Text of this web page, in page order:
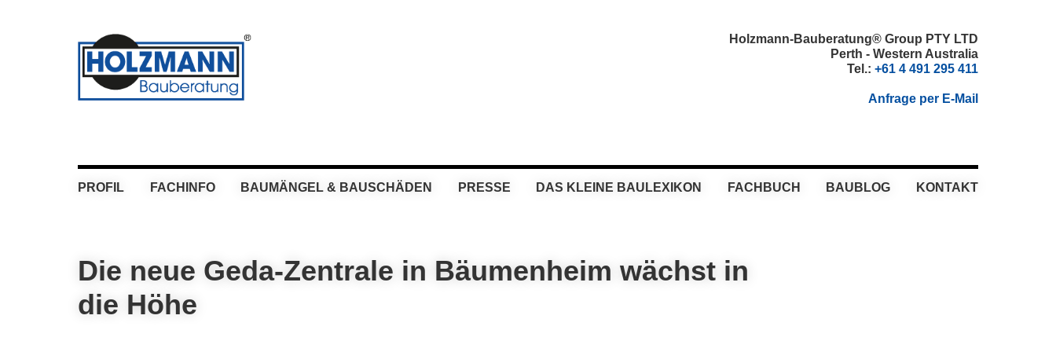
Holzmann-Bauberatung® Group PTY LTD
Perth - Western Australia
Tel.: +61 4 491 295 411
Anfrage per E-Mail
PROFIL FACHINFO BAUMÄNGEL & BAUSCHÄDEN PRESSE DAS KLEINE BAULEXIKON FACHBUCH BAUBLOG KONTAKT
Die neue Geda-Zentrale in Bäumenheim wächst in
die Höhe